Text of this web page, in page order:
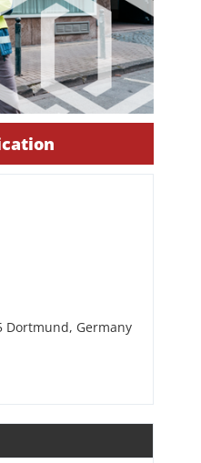
Dortmund, Germany